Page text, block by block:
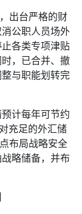
出台严格的财
公职人员场外
各类专项津贴
，已合并、撤
与职能划转完
计每年可节约
充足的外汇储
布局战略安全
略储备，并布